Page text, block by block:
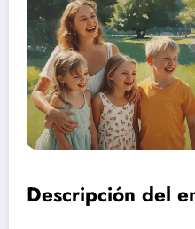
Descripción del